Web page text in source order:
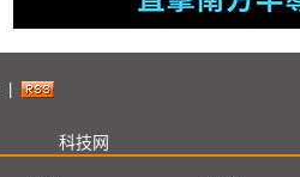
科技网